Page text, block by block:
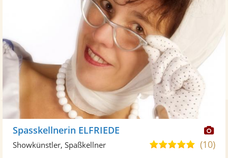
Spasskellnerin ELFRIEDE
5,0(10)
Showkünstler, Spaßkellner